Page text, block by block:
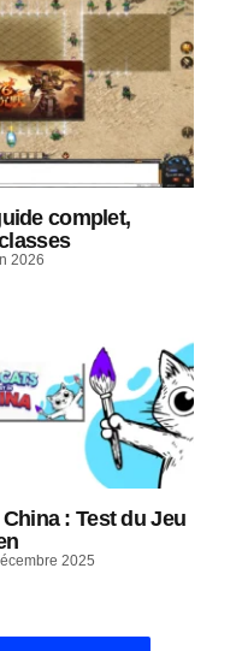
complet,
2026
: Test du Jeu
2025